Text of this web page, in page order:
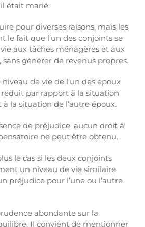
était marié.
pour diverses raisons, mais les
le fait que l’un des conjoints se
aux tâches ménagères et aux
générer de revenus propres.
de vie de l’un des époux
par rapport à la situation
la situation de l’autre époux.
de préjudice, aucun droit à
ne peut être obtenu.
le cas si les deux conjoints
un niveau de vie similaire
préjudice pour l’une ou l’autre
abondante sur la
Il convient de mentionner